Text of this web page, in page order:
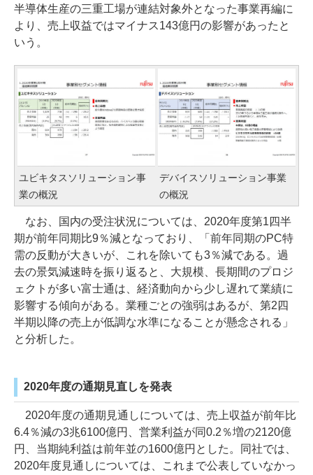
半導体生産の三重工場が連結対象外となった事業再編に
より、売上収益ではマイナス143億円の影響があったと
いう。
ユビキタスソリューション事
業の概況
デバイスソリューション事業
の概況
なお、国内の受注状況については、2020年度第1四半
期が前年同期比9％減となっており、「前年同期のPC特
需の反動が大きいが、これを除いても3％減である。過
去の景気減速時を振り返ると、大規模、長期間のプロジ
ェクトが多い富士通は、経済動向から少し遅れて業績に
影響する傾向がある。業種ごとの強弱はあるが、第2四
半期以降の売上が低調な水準になることが懸念される」
と分析した。
2020年度の通期見直しを発表
2020年度の通期見通しについては、売上収益が前年比
6.4％減の3兆6100億円、営業利益が同0.2％増の2120億
円、当期純利益は前年並の1600億円とした。同社では、
2020年度見通しについては、これまで公表していなかっ